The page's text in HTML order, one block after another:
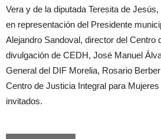
Vera y de la diputada Teresita de
en representación del Presidente
Alejandro Sandoval, director del Centro
divulgación de CEDH, José Manuel
General del DIF Morelia, Rosario
Centro de Justicia Integral para
invitados.